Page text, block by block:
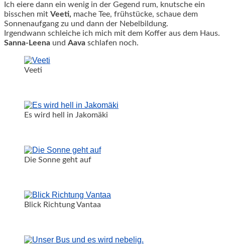
Ich eiere dann ein wenig in der Gegend rum, knutsche ein
bisschen mit Veeti, mache Tee, frühstücke, schaue dem
Sonnenaufgang zu und dann der Nebelbildung.
Irgendwann schleiche ich mich mit dem Koffer aus dem Haus.
Sanna-Leena und Aava schlafen noch.
Veeti
Es wird hell in Jakomäki
Die Sonne geht auf
Blick Richtung Vantaa